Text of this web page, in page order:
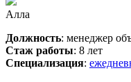
Алла
Должность: менеджер
Стаж работы: 8 лет
Специализация: